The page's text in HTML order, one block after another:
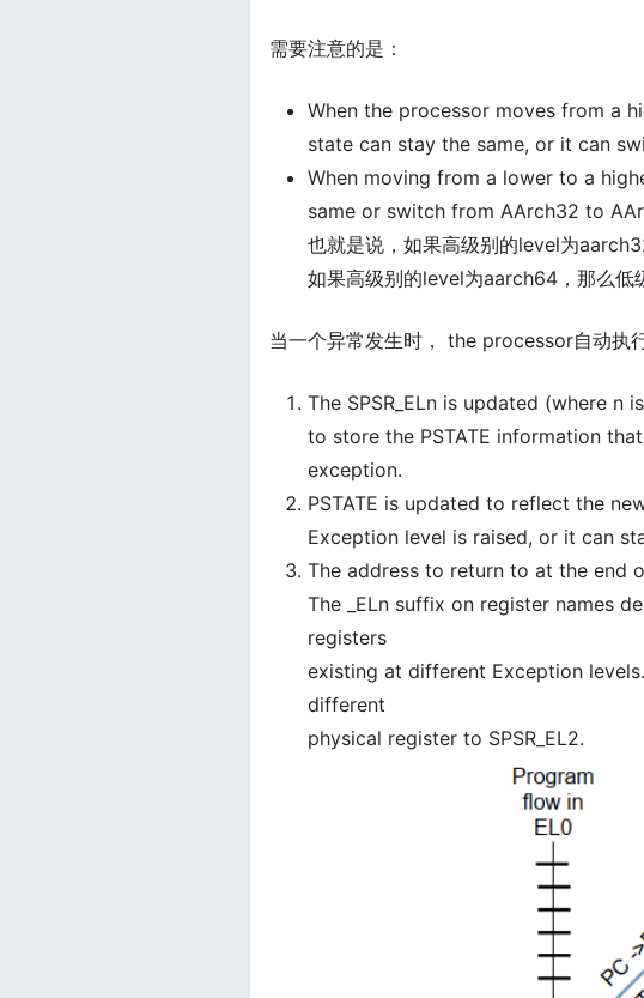
需要注意的是：
When the processor moves from a
state can stay the same, or it can
When moving from a lower to a
same or switch from AArch32 to
也就是说，如果高级别的level为
如果高级别的level为aarch64，那么
当一个异常发生时， the processor自动执
The SPSR_ELn is updated (where
to store the PSTATE information
exception.
PSTATE is updated to reflect the
Exception level is raised, or it can
The address to return to at the end
The _ELn suffix on register names
registers
existing at different Exception
different
physical register to SPSR_EL2.